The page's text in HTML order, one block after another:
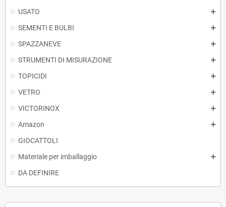
USATO
SEMENTI E BULBI
SPAZZANEVE
STRUMENTI DI MISURAZIONE
TOPICIDI
VETRO
VICTORINOX
Amazon
GIOCATTOLI
Materiale per imballaggio
DA DEFINIRE